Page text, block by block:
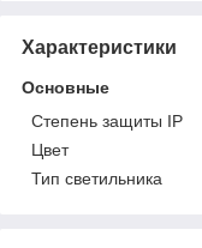
Характеристики
Основные
Степень защиты IP
Цвет
Тип светильника